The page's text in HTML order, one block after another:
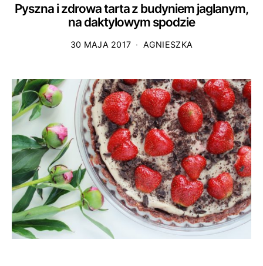
Pyszna i zdrowa tarta z budyniem jaglanym,
na daktylowym spodzie
30 MAJA 2017 AGNIESZKA